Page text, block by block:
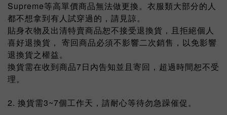
Supreme等高單價商品無法做更換。衣服類大部分的人
都不想拿到有人試穿過的，請見諒。
貼身衣物及出清特賣商品恕不接受退換貨，且拒絕個人
喜好退換貨， 寄回商品必須不影響二次銷售，以免影響
退換貨之權益。
換貨需在收到商品7日內告知並且寄回，超過時間恕不受
理。
2. 換貨需3~7個工作天，請耐心等待勿急躁催促。